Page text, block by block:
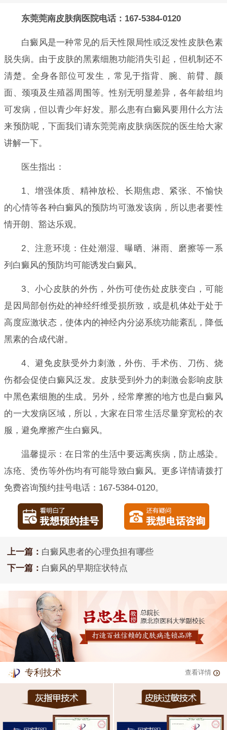
东莞莞南皮肤病医院电话：167-5384-0120
白癜风是一种常见的后天性限局性或泛发性皮肤色素
脱失病。由于皮肤的黑素细胞功能消失引起，但机制还不
清楚。全身各部位可发生，常见于指背、腕、前臂、颜
面、颈项及生殖器周围等。性别无明显差异，各年龄组均
可发病，但以青少年好发。那么患有白癜风要用什么方法
来预防呢，下面我们请东莞莞南皮肤病医院的医生给大家
讲解一下。
医生指出：
1、增强体质、精神放松、长期焦虑、紧张、不愉快
的心情等各种白癜风的预防均可激发该病，所以患者要性
情开朗、豁达乐观。
2、注意环境：住处潮湿、曝晒、淋雨、磨擦等一系
列白癜风的预防均可能诱发白癜风。
3、小心皮肤的外伤，外伤可使伤处皮肤变白，可能
是因局部创伤处的神经纤维受损所致，或是机体处于处于
高度应激状态，使体内的神经内分泌系统功能紊乱，降低
黑素的合成代谢。
4、避免皮肤受外力刺激，外伤、手术伤、刀伤、烧
伤都会促使白癜风泛发。皮肤受到外力的刺激会影响皮肤
中黑色素细胞的生成。另外，经常摩擦的地方也是白癜风
的一大发病区域，所以，大家在日常生活尽量穿宽松的衣
服，避免摩擦产生白癜风。
温馨提示：在日常的生活中要远离疾病，防止感染。
冻疮、烫伤等外伤均有可能导致白癜风。更多详情请拨打
免费咨询预约挂号电话：167-5384-0120。
上一篇： 白癜风患者的心理负担有哪些
下一篇： 白癜风的早期症状特点
专利技术 查看详情